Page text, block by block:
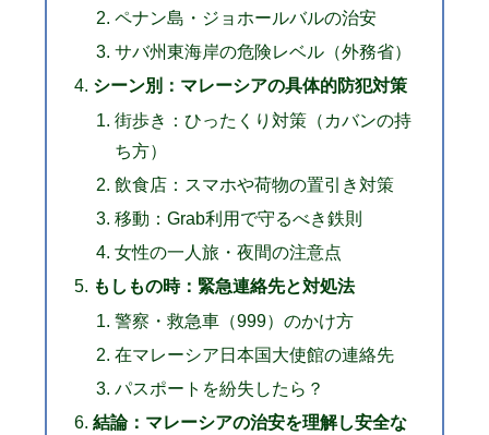
ペナン島・ジョホールバルの治安
サバ州東海岸の危険レベル（外務省）
シーン別：マレーシアの具体的防犯対策
街歩き：ひったくり対策（カバンの持
ち方）
飲食店：スマホや荷物の置引き対策
移動：Grab利用で守るべき鉄則
女性の一人旅・夜間の注意点
もしもの時：緊急連絡先と対処法
警察・救急車（999）のかけ方
在マレーシア日本国大使館の連絡先
パスポートを紛失したら？
結論：マレーシアの治安を理解し安全な